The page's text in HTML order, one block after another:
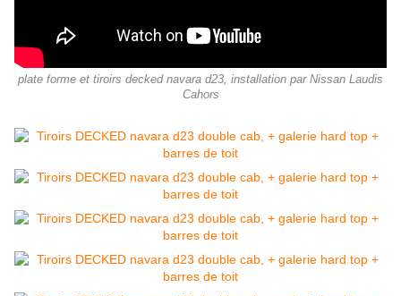
plate forme et tiroirs decked navara d23, installation par Nissan Laudis
Cahors